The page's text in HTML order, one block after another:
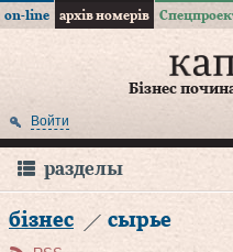
on-line архів номерів
Бізнес
Войти
разделы
бізнес сырье